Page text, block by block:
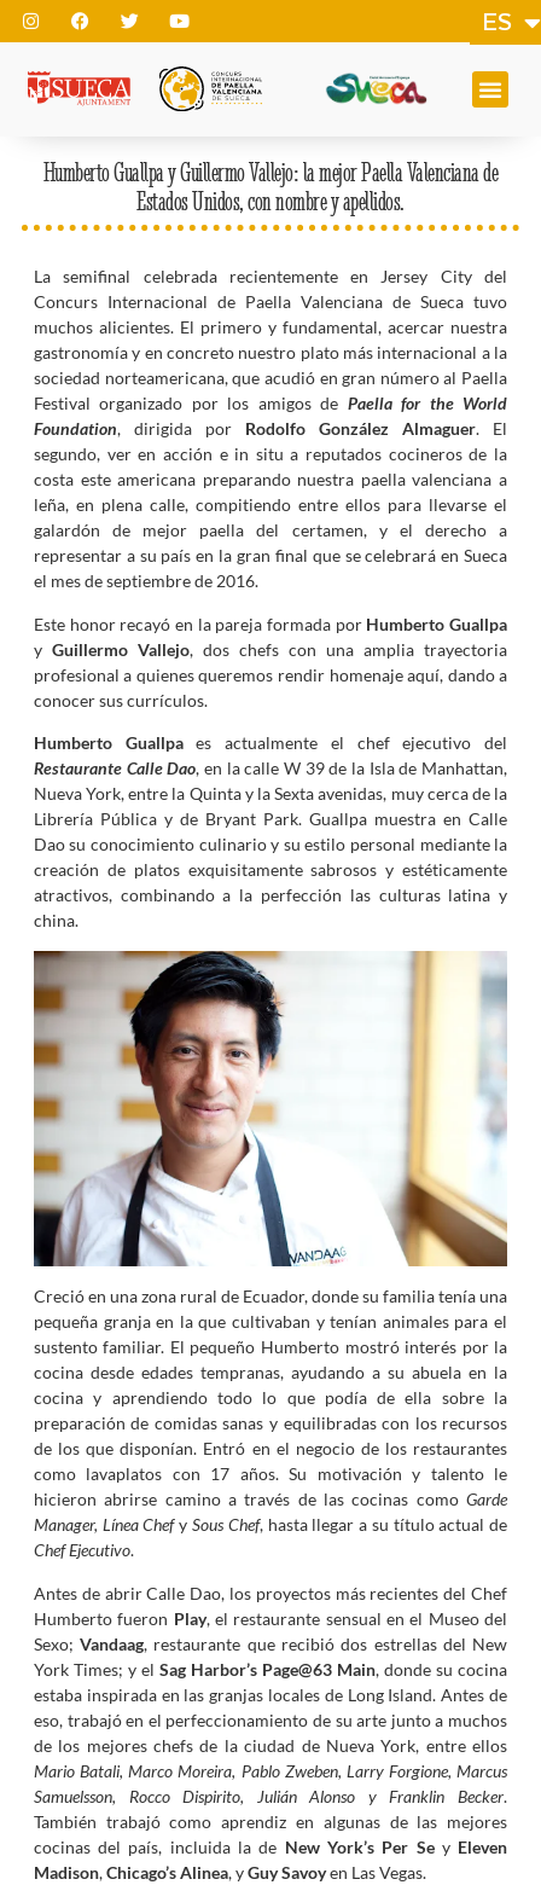
ES
EN
Humberto Guallpa y Guillermo Vallejo: la mejor Paella Valenciana de
Estados Unidos, con nombre y apellidos.
La semifinal celebrada recientemente en Jersey City del
Concurs Internacional de Paella Valenciana de Sueca tuvo
muchos alicientes. El primero y fundamental, acercar nuestra
gastronomía y en concreto nuestro plato más internacional a la
sociedad norteamericana, que acudió en gran número al Paella
Festival organizado por los amigos de Paella for the World
Foundation, dirigida por Rodolfo González Almaguer. El
segundo, ver en acción e in situ a reputados cocineros de la
costa este americana preparando nuestra paella valenciana a
leña, en plena calle, compitiendo entre ellos para llevarse el
galardón de mejor paella del certamen, y el derecho a
representar a su país en la gran final que se celebrará en Sueca
el mes de septiembre de 2016.
Este honor recayó en la pareja formada por Humberto Guallpa
y Guillermo Vallejo, dos chefs con una amplia trayectoria
profesional a quienes queremos rendir homenaje aquí, dando a
conocer sus currículos.
Humberto Guallpaes actualmente el chef ejecutivo del
Restaurante Calle Dao, en la calle W 39 de la Isla de Manhattan,
Nueva York, entre la Quinta y la Sexta avenidas, muy cerca de la
Librería Pública y de Bryant Park. Guallpa muestra en Calle
Dao su conocimiento culinario y su estilo personal mediante la
creación de platos exquisitamente sabrosos y estéticamente
atractivos, combinando a la perfección las culturas latina y
china.
Creció en una zona rural de Ecuador, donde su familia tenía una
pequeña granja en la que cultivaban y tenían animales para el
sustento familiar. El pequeño Humberto mostró interés por la
cocina desde edades tempranas, ayudando a su abuela en la
cocina y aprendiendo todo lo que podía de ella sobre la
preparación de comidas sanas y equilibradas con los recursos
de los que disponían. Entró en el negocio de los restaurantes
como lavaplatos con 17 años. Su motivación y talento le
hicieron abrirse camino a través de las cocinas comoGarde
Manager, Línea Chefy Sous Chef, hasta llegar a su título actual de
Chef Ejecutivo.
Antes de abrir Calle Dao, los proyectos más recientes del Chef
Humberto fueron Play, el restaurante sensual en el Museo del
Sexo;Vandaag, restaurante que recibió dos estrellas del New
York Times; y el Sag Harbor’s Page@63 Main, donde su cocina
estaba inspirada en las granjas locales de Long Island. Antes de
eso, trabajó en el perfeccionamiento de su arte junto a muchos
de los mejores chefs de la ciudad de Nueva York, entre ellos
Mario Batali, Marco Moreira, Pablo Zweben, Larry Forgione, Marcus
Samuelsson, Rocco Dispirito, Julián Alonso y Franklin Becker.
También trabajó como aprendiz en algunas de las mejores
cocinas del país, incluida la de New York’s Per Sey Eleven
Madison,Chicago’s Alinea, yGuy Savoyen Las Vegas.